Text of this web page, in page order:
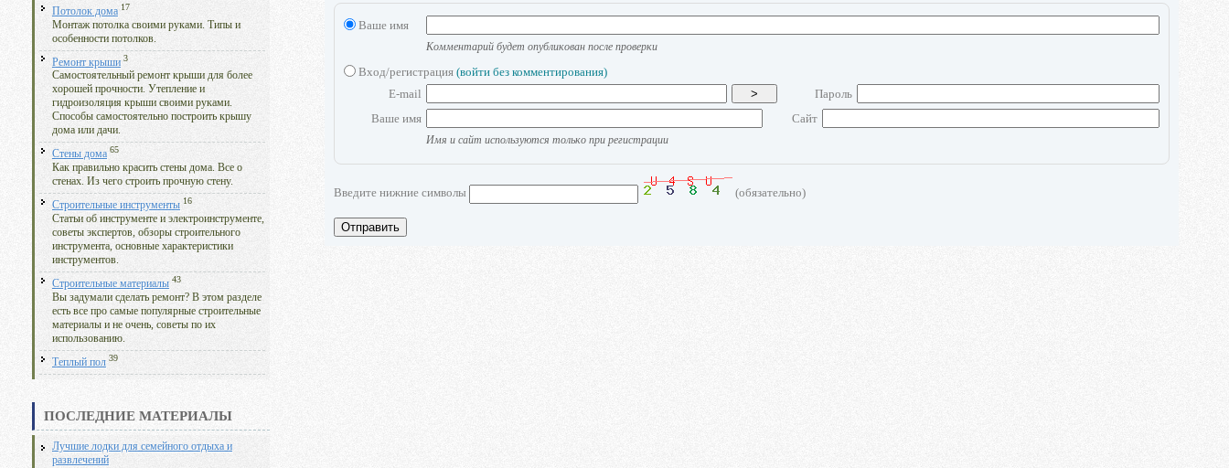
Потолок дома 17
Монтаж потолка своими руками. Типы и
особенности потолков.
Ремонт крыши 3
Самостоятельный ремонт крыши для более
хорошей прочности. Утепление и
гидроизоляция крыши своими руками.
Способы самостоятельно построить крышу
дома или дачи.
Стены дома 65
Как правильно красить стены дома. Все о
стенах. Из чего строить прочную стену.
Строительные инструменты 16
Статьи об инструменте и электроинструменте,
советы экспертов, обзоры строительного
инструмента, основные характеристики
инструментов.
Строительные материалы 43
Вы задумали сделать ремонт? В этом разделе
есть все про самые популярные строительные
материалы и не очень, советы по их
использованию.
Теплый пол 39
ПОСЛЕДНИЕ МАТЕРИАЛЫ
Лучшие лодки для семейного отдыха и
развлечений
Ваше имя
Комментарий будет опубликован после проверки
Вход/регистрация (войти без комментирования)
E-mail
>
Пароль
Ваше имя
Сайт
Имя и сайт используются только при регистрации
Введите нижние символы (обязательно)
Отправить